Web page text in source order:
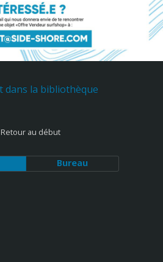
dans la bibliothèque
Retour au début
Bureau